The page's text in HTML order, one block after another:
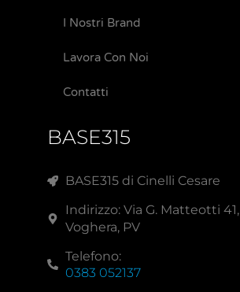
I Nostri Brand
Lavora Con Noi
Contatti
BASE315
BASE315 di Cinelli Cesare
Indirizzo: Via G. Matteotti 41,
Voghera, PV
Telefono:
0383 052137